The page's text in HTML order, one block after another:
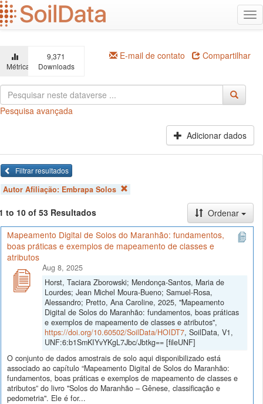
Ir
para
o
principal
Métricas
9,371
Downloads
E-mail de contato Compartilhar
Pesquisa avançada
Adicionar dados
Filtrar resultados
Autor Afiliação: Embrapa Solos
to 10 of 53 Resultados
Ordenar
Mapeamento Digital de Solos do Maranhão: fundamentos,
boas práticas e exemplos de mapeamento de classes e
atributos
Aug 8, 2025
Horst, Taciara Zborowski; Mendonça-Santos, Maria de
Lourdes; Jean Michel Moura-Bueno; Samuel-Rosa,
Alessandro; Pretto, Ana Caroline, 2025, "Mapeamento
Digital de Solos do Maranhão: fundamentos, boas práticas
e exemplos de mapeamento de classes e atributos",
https://doi.org/10.60502/SoilData/HOIDT7, SoilData, V1,
UNF:6:b1SmKIYvYKgL7Jbc/Jbtkg== [fileUNF]
O conjunto de dados amostrais de solo aqui disponibilizado está
associado ao capítulo “Mapeamento Digital de Solos do Maranhão:
fundamentos, boas práticas e exemplos de mapeamento de classes e
atributos” do livro "Solos do Maranhão – Gênese, classificação e
pedometria". Ele é for...